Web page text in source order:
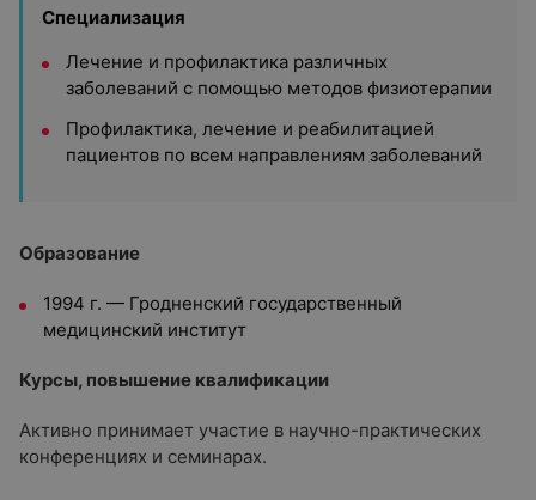
Специализация
Лечение и профилактика различных
заболеваний с помощью методов физиотерапии
Профилактика, лечение и реабилитацией
пациентов по всем направлениям заболеваний
Образование
1994 г. — Гродненский государственный
медицинский институт
Курсы, повышение квалификации
Активно принимает участие в научно-практических
конференциях и семинарах.